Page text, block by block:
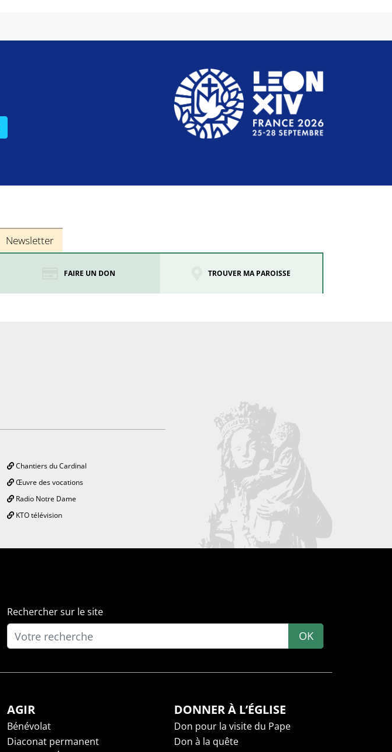
Newsletter
FAIRE UN DON TROUVER MA PAROISSE
Chantiers du Cardinal
Œuvre des vocations
Radio Notre Dame
KTO télévision
Rechercher sur le site
OK
AGIR
Bénévolat
Diaconat permanent
DONNER À L’ÉGLISE
Don pour la visite du Pape
Don à la quête